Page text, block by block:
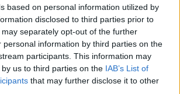
based on personal information utilized by
disclosed to third parties prior to
separately opt-out of the further
personal information by third parties on the
participants. This information may
us to third parties on the IAB’s List of
that may further disclose it to other
Gurmán
Triky,